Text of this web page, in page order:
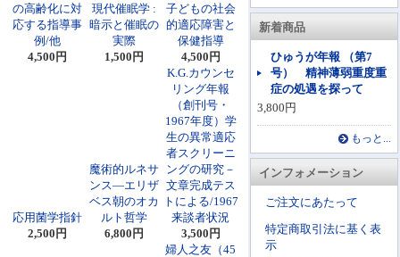
新着商品
ひゅうが年報 （第7
号） 精神薄弱重度重
症の処遇を探って
3,800円
もっと...
インフォメーション
ご注文にあたって
特定商取引法に基く表
示
の高齢化に対
応する指導事
例/他
4,500円
現代催眠学 :
暗示と催眠の
実際
1,500円
子どもの社会
的適応障害と
保健指導
4,500円
応用菌学指針
2,500円
魔術的ルネサ
ンス―エリザ
ベス朝のオカ
ルト哲学
6,800円
K.G.カウンセ
リング年報
（創刊号・
1967年度）学
生の異常適応
者スクリーニ
ングの研究－
文章完成テス
トによる/1967
来談者状況
3,500円
婦人之友（45